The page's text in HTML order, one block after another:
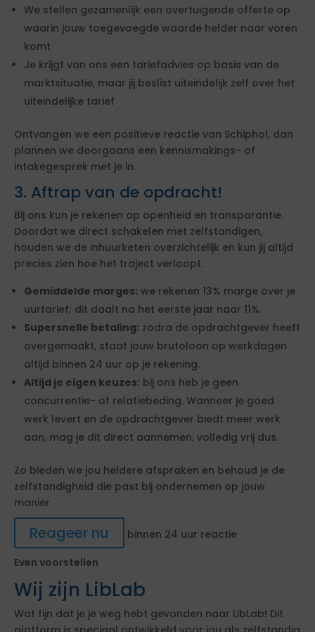
We stellen gezamenlijk een overtuigende offerte op
waarin jouw toegevoegde waarde helder naar voren
komt
Je krijgt van ons een tariefadvies op basis van de
marktsituatie, maar jij beslist uiteindelijk zelf over het
uiteindelijke tarief
Ontvangen we een positieve reactie van Schiphol, dan
plannen we doorgaans een kennismakings- of
intakegesprek met je in.
3. Aftrap van de opdracht!
Bij ons kun je rekenen op openheid en transparantie.
Doordat we direct schakelen met zelfstandigen,
houden we de inhuurketen overzichtelijk en kun jij altijd
precies zien hoe het traject verloopt.
Gemiddelde marges: we rekenen 13% marge over je
uurtarief; dit daalt na het eerste jaar naar 11%.
Supersnelle betaling: zodra de opdrachtgever heeft
overgemaakt, staat jouw brutoloon op werkdagen
altijd binnen 24 uur op je rekening.
Altijd je eigen keuzes: bij ons heb je geen
concurrentie- of relatiebeding. Wanneer je goed
werk levert en de opdrachtgever biedt meer werk
aan, mag je dit direct aannemen, volledig vrij dus.
Zo bieden we jou heldere afspraken en behoud je de
zelfstandigheid die past bij ondernemen op jouw
manier.
Reageer nu
binnen 24 uur reactie
Even voorstellen
Wij zijn LibLab
Wat fijn dat je je weg hebt gevonden naar LibLab! Dit